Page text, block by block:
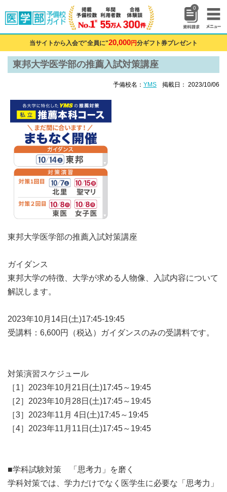
0
当サイトから入会で"全員に"20,000円分ギフト券プレゼント
東邦大学医学部の推薦入試対策講座
予備校名： YMS 掲載日： 2023/10/06
東邦大学医学部の推薦入試対策講座
ガイダンス
東邦大学の特徴、大学が求める人物像、入試内容について
解説します。
2023年10月14日(土)17:45-19:45
受講料：6,600円（税込）ガイダンスのみの受講料です。
対策演習スケジュール
［1］2023年10月21日(土)17:45～19:45
［2］2023年10月28日(土)17:45～19:45
［3］2023年11月 4日(土)17:45～19:45
［4］2023年11月11日(土)17:45～19:45
■学科試験対策 「思考力」を磨く
学科対策では、学力だけでなく医学生に必要な「思考力」